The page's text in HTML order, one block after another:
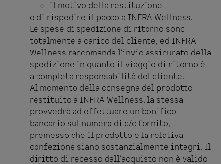
il motivo della restituzione
e di rispedire il pacco a INFRA Wellness.
Le spese di spedizione di ritorno sono
totalmente a carico del cliente, ed INFRA
Wellness raccomanda l'invio assicurato della
spedizione in quanto il viaggio di ritorno è
a completa responsabilità del cliente.
Al momento della consegna del prodotto
restituito a INFRA Wellness, la stessa
provvedrà ad effettuare un bonifico
bancario sul numero di c/c fornito,
premesso che il prodotto e la relativa
confezione siano sostanzialmente integri. Il
diritto di recesso dall'acquisto non è valido